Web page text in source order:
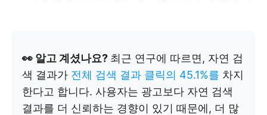
👀 알고 계셨나요? 최근 연구에 따르면, 자연 검
색 결과가 전체 검색 결과 클릭의 45.1%를 차지
한다고 합니다. 사용자는 광고보다 자연 검색
결과를 더 신뢰하는 경향이 있기 때문에, 더 많